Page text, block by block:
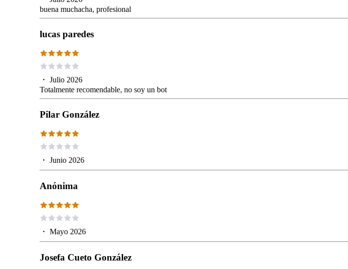
buena muchacha, profesional
lucas paredes
・ Julio 2026
Totalmente recomendable, no soy un bot
Pilar González
・ Junio 2026
Anónima
・ Mayo 2026
Josefa Cueto González